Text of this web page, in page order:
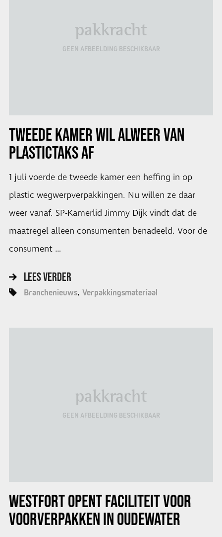
pakkracht
GEEN AFBEELDING BESCHIKBAAR
TWEEDE KAMER WIL ALWEER VAN
PLASTICTAKS AF
1 juli voerde de tweede kamer een heffing in op
plastic wegwerpverpakkingen. Nu willen ze daar
weer vanaf. SP-Kamerlid Jimmy Dijk vindt dat de
maatregel alleen consumenten benadeeld. Voor de
consument …
LEES VERDER
Branchenieuws Verpakkingsmateriaal
pakkracht
GEEN AFBEELDING BESCHIKBAAR
WESTFORT OPENT FACILITEIT VOOR
VOORVERPAKKEN IN OUDEWATER